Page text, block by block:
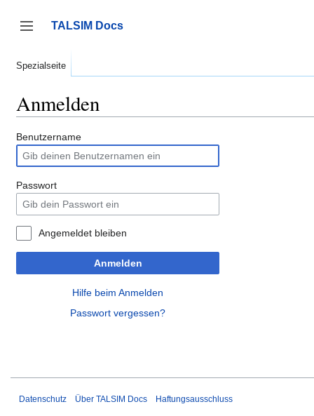
springen
Seitenleiste umschalten
TALSIM Docs
Spezialseite
Anmelden
Benutzername
Passwort
Angemeldet bleiben
Anmelden
Hilfe beim Anmelden
Passwort vergessen?
Datenschutz Über TALSIM Docs Haftungsausschluss